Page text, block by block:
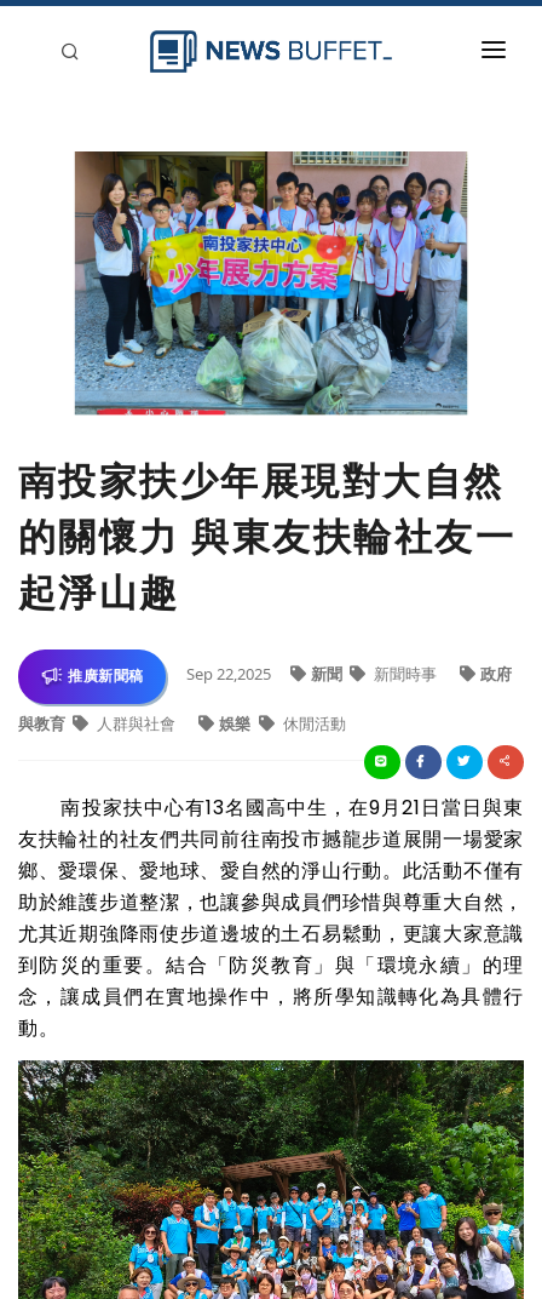
新聞稿分類
登入
刊登
南投家扶少年展現對大自然
的關懷力 與東友扶輪社友一
起淨山趣
推廣新聞稿 Sep 22,2025 新聞 新聞時事 政府
與教育 人群與社會 娛樂 休閒活動
南投家扶中心有13名國高中生，在9月21日當日與東
友扶輪社的社友們共同前往南投市撼龍步道展開一場愛家
鄉、愛環保、愛地球、愛自然的淨山行動。此活動不僅有
助於維護步道整潔，也讓參與成員們珍惜與尊重大自然，
尤其近期強降雨使步道邊坡的土石易鬆動，更讓大家意識
到防災的重要。結合「防災教育」與「環境永續」的理
念，讓成員們在實地操作中，將所學知識轉化為具體行
動。